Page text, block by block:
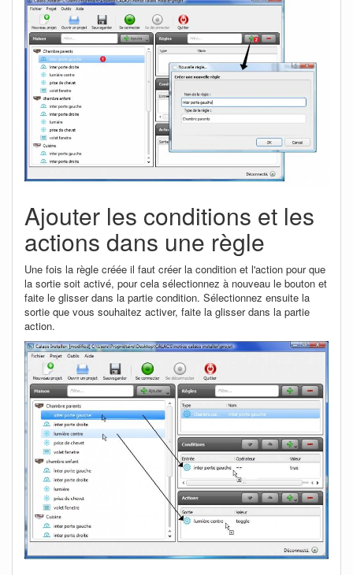
Ajouter les conditions et les
actions dans une règle
Une fois la règle créée il faut créer la condition et l'action pour que
la sortie soit activé, pour cela sélectionnez à nouveau le bouton et
faite le glisser dans la partie condition. Sélectionnez ensuite la
sortie que vous souhaitez activer, faite la glisser dans la partie
action.